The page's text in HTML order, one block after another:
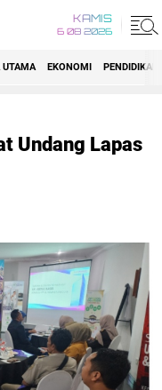
KAMIS
6 08 2026
UTAMA EKONOMI PENDIDIKAN
Undang Lapas